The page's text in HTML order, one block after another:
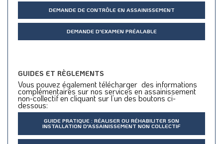
DEMANDE DE CONTRÔLE EN ASSAINISSEMENT
DEMANDE D'EXAMEN PRÉALABLE
GUIDES ET RÈGLEMENTS
Vous pouvez également télécharger des informations
complémentaires sur nos services en assainissement
non-collectif en cliquant sur l’un des boutons ci-
dessous:
GUIDE PRATIQUE : RÉALISER OU RÉHABILITER SON
INSTALLATION D'ASSAINISSEMENT NON COLLECTIF